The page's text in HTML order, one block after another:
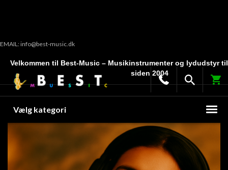
EMAIL: info@best-music.dk
Velkommen til Best-Music – Musikinstrumenter og lydudstyr
siden 2004
Vælg kategori